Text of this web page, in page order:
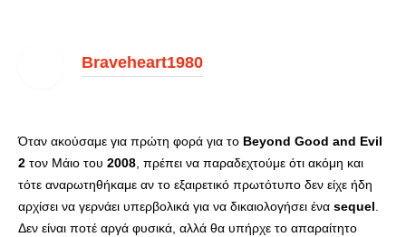
Braveheart1980
Όταν ακούσαμε για πρώτη φορά για το Beyond Good and Evil
2 τον Μάιο του 2008 , πρέπει να παραδεχτούμε ότι ακόμη και
τότε αναρωτηθήκαμε αν το εξαιρετικό πρωτότυπο δεν είχε ήδη
αρχίσει να γερνάει υπερβολικά για να δικαιολογήσει ένα sequel
Δεν είναι ποτέ αργά φυσικά, αλλά θα υπήρχε το απαραίτητο